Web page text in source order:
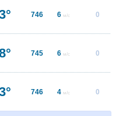
746 6 м/с 0
745 6 м/с 0
746 4 м/с 0